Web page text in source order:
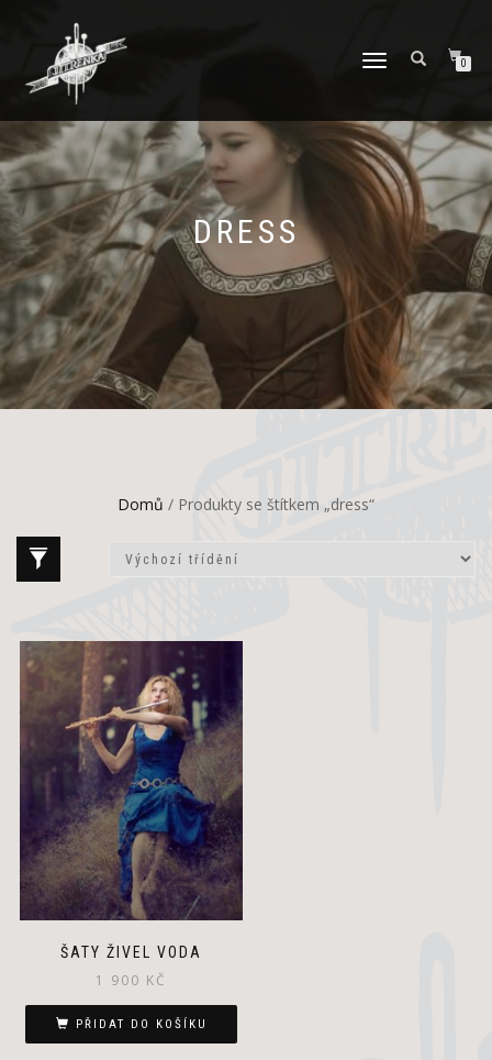
PŘEPNOUT
0
DRESS
Domů / Produkty se štítkem „dress“
ŠATY ŽIVEL VODA
1 900 KČ
PŘIDAT DO KOŠÍKU